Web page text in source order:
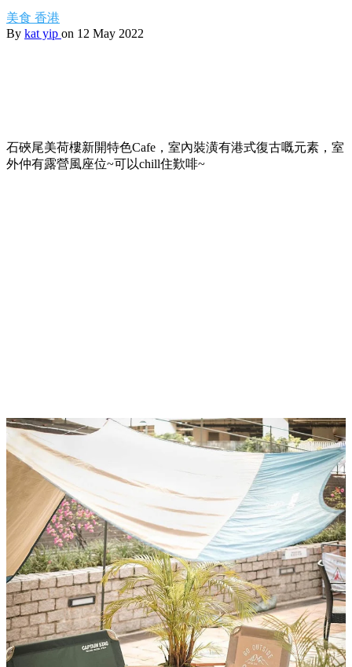
美食 香港
By kat yip on 12 May 2022
石硤尾美荷樓新開特色Cafe，室內裝潢有港式復古嘅元素，室
外仲有露營風座位~可以chill住歎啡~